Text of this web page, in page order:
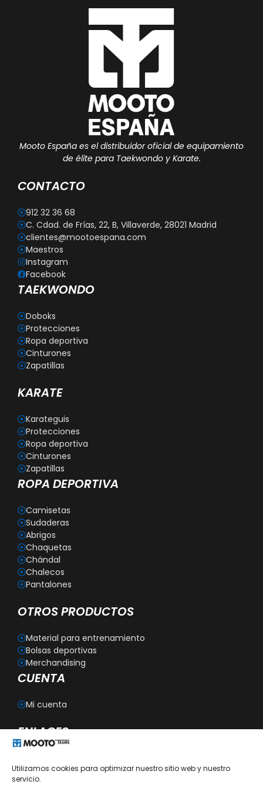
Utilizamos cookies para optimizar nuestro sitio web y nuestro
servicio.
Mooto España es el distribuidor oficial de equipamiento
de élite para Taekwondo y Karate.
CONTACTO
912 32 36 68
C. Cdad. de Frías, 22, B, Villaverde, 28021 Madrid
clientes@mootoespana.com
Maestros
Instagram
Facebook
TAEKWONDO
Doboks
Protecciones
Ropa deportiva
Cinturones
Zapatillas
KARATE
Karateguis
Protecciones
Ropa deportiva
Cinturones
Zapatillas
ROPA DEPORTIVA
Camisetas
Sudaderas
Abrigos
Chaquetas
Chándal
Chalecos
Pantalones
OTROS PRODUCTOS
Material para entrenamiento
Bolsas deportivas
Merchandising
CUENTA
Mi cuenta
ENLACES
Personalización
Aviso legal